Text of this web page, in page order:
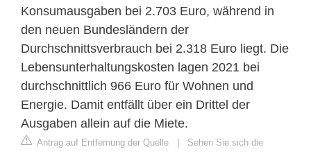
Konsumausgaben bei 2.703 Euro, während in
den neuen Bundesländern der
Durchschnittsverbrauch bei 2.318 Euro liegt. Die
Lebensunterhaltungskosten lagen 2021 bei
durchschnittlich 966 Euro für Wohnen und
Energie. Damit entfällt über ein Drittel der
Ausgaben allein auf die Miete.
Antrag auf Entfernung der Quelle | Sehen Sie sich die